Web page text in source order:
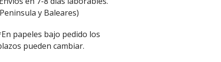
y Baleares)
papeles bajo pedido los
pueden cambiar.